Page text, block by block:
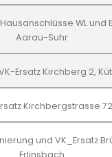
WL und
Aarau-Suhr
Ersatz Kirchberg 2,
Kirchbergstrasse
und VK_Ersatz
Erlinsbach